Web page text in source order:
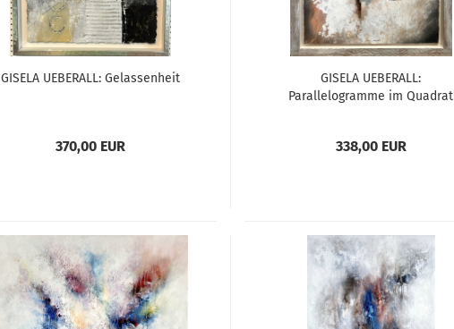
GISELA UEBERALL: Gelassenheit
370,00 EUR
GISELA UEBERALL:
Parallelogramme im Quadrat
338,00 EUR